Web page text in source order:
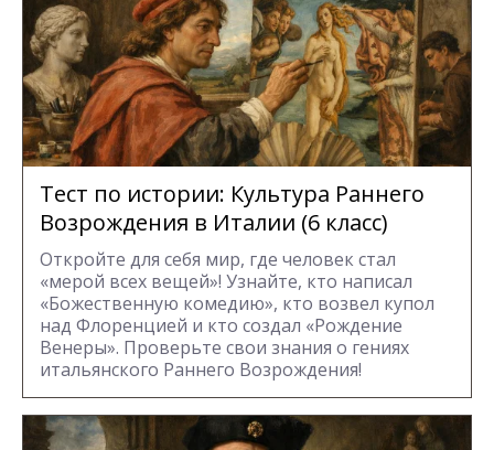
Тест по истории: Культура Раннего
Возрождения в Италии (6 класс)
Откройте для себя мир, где человек стал
«мерой всех вещей»! Узнайте, кто написал
«Божественную комедию», кто возвел купол
над Флоренцией и кто создал «Рождение
Венеры». Проверьте свои знания о гениях
итальянского Раннего Возрождения!